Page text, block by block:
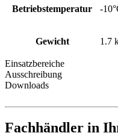
Betriebstemperatur -
Gewicht 1.7
Einsatzbereiche
Ausschreibung
Downloads
Fachhändler in